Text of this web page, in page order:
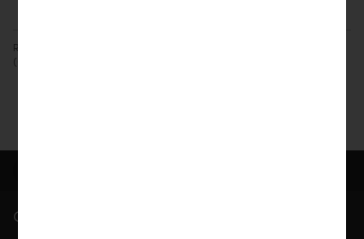
Rechtlicher Hinweis: Angaben im Sinne der Finanzanalyse-Vorschriften
(Gesetz, Verordnung) finden Sie unter
Gerne für Sie da